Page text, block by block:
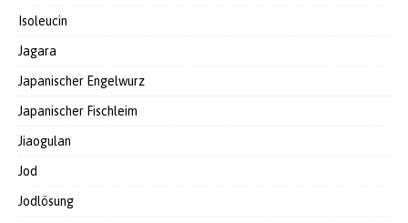
Isoleucin
Jagara
Japanischer Engelwurz
Japanischer Fischleim
Jiaogulan
Jod
Jodlösung